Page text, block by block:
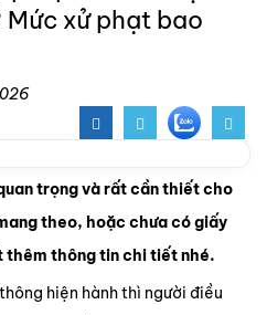
xử phạt bao
trọng và rất cần thiết cho
theo, hoặc chưa có giấy
thêm thông tin chi tiết nhé.
hiện hành thì người điều